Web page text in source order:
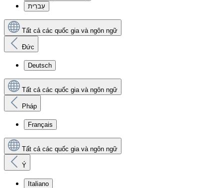
עִברִית
Tất cả các quốc gia và ngôn ngữ
Đức
Deutsch
Tất cả các quốc gia và ngôn ngữ
Pháp
Français
Tất cả các quốc gia và ngôn ngữ
Ý
Italiano